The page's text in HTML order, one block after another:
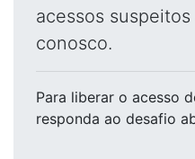
acessos
conosco.
Para liberar o acesso
responda ao desafio